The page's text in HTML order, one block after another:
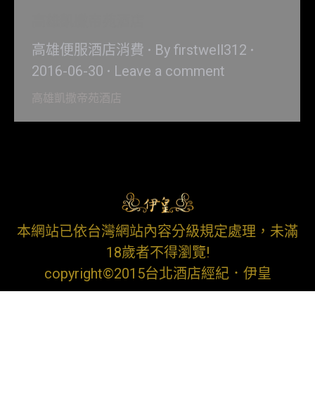
高雄便服酒店消費 By firstwell312
2016-06-30
Leave a comment
高雄凱撒帝苑酒店
本網站已依台灣網站內容分級規定處理，未滿
18歲者不得瀏覽!
copyright©2015台北酒店經紀．伊皇